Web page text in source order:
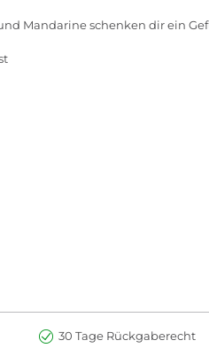
Mandarine schenken dir ein
Transparenz und
30 Tage Rückgaberecht